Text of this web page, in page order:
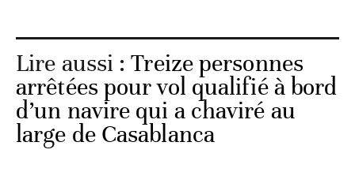
Lire aussi :Treize personnes
arrêtées pour vol qualifié à bord
d’un navire qui a chaviré au
large de Casablanca